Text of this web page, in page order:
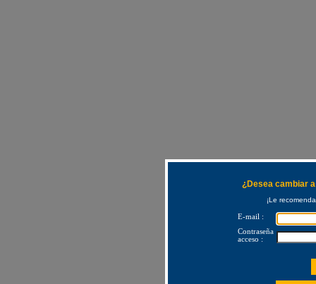
¿Desea cambiar
¡Le
E-mail :
Contraseña
acceso :